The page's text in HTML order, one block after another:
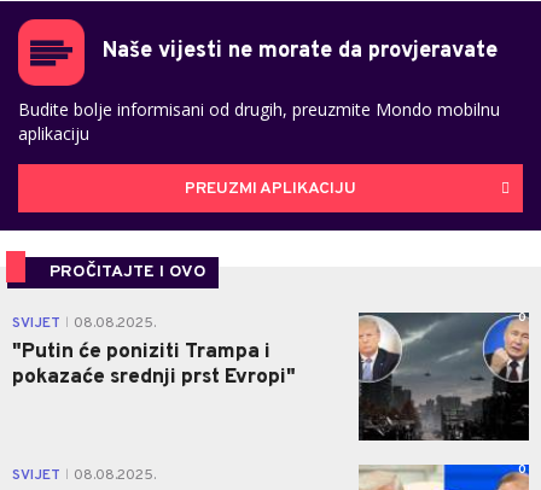
Naše vijesti ne morate da provjeravate
Budite bolje informisani od drugih, preuzmite Mondo mobilnu
aplikaciju
PREUZMI APLIKACIJU
PROČITAJTE I OVO
SVIJET 08.08.2025.
"Putin će poniziti Trampa i
pokazaće srednji prst Evropi"
0
SVIJET 08.08.2025. 0